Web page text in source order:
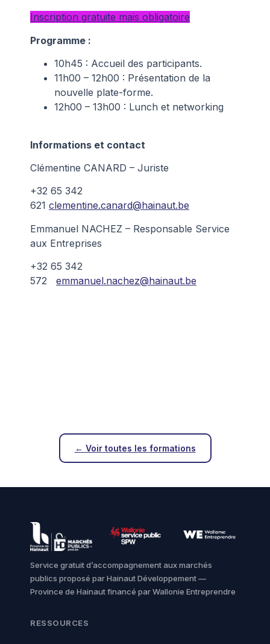
Inscription gratuite mais obligatoire
Programme :
10h45 : Accueil des participants.
11h00 – 12h00 : Présentation de la
nouvelle plate-forme.
12h00 – 13h00 : Lunch et networking
Informations et contact
Clémentine CANARD – Juriste
+32 65 342
621 clementine.canard@hainaut.be
Emmanuel NACHEZ – Responsable Service
aux Entreprises
+32 65 342
572 emmanuel.nachez@hainaut.be
← Voir toutes les formations
Service gratuit d’accompagnement aux marchés
publics proposé par Hainaut Développement —
Province de Hainaut financé par Wallonie Entreprendre
RESSOURCES